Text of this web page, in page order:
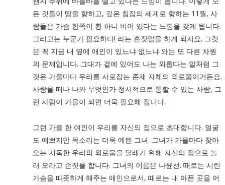
든 것들이 땅을 향하고, 깊은 침잠의 세계로 향하는 11월, 사
람들은 가슴 한쪽이 횡 하니 비어 있다는 느낌을 갖게 됩니다.
그리고는 누군가 필요하다! 라는 혼잣말을 하게 되지요. 그것
은 꼭 지금 내 옆에 애인이 있느냐 없느냐 와는 또 다른 차원
의 문제입니다. 그대가 곁에 있어도 나는 외롭다는 말처럼 그
것은 가을마다 우리를 사로잡는 존재 자체의 외로움이거든요.
사랑을 떠나 나와 무엇인가 정서적으로 통할 수 있는 사람, 그
런 사람이 가을이 되면 더욱 필요해 집니다.
그런 가을 한 여인이 우리를 자신의 집으로 초대합니다. 얼굴
도 예쁘지만 목소리는 더욱 예쁜 그녀. 그녀가 가을마다 찾아
오는 지독한 우리의 외로움을 달래기 위해 자신의 집으로 놀
러 오라고 손짓을 합니다. 그녀의 이름은 나윤선. 때로는 시린
가슴을 따뜻하게 해주는 애인으로서, 때로는 내 아픈 곳을 어